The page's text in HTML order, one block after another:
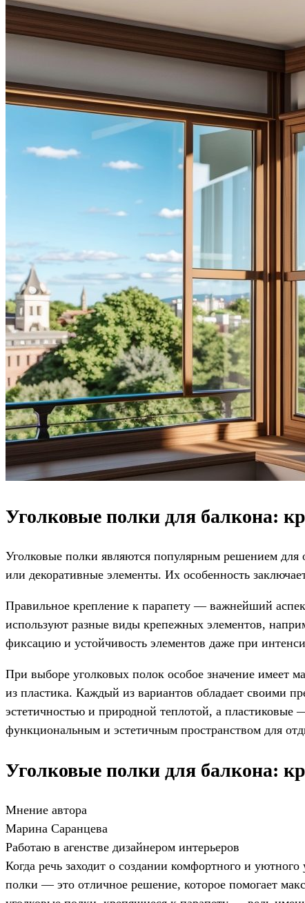
Уголковые полки для балкона:
Уголковые полки являются популярным решением для
или декоративные элементы. Их особенность
Правильное крепление к парапету — важнейший
используют разные виды крепежных элементов,
фиксацию и устойчивость элементов даже при
При выборе уголковых полок особое значение имеет
из пластика. Каждый из вариантов обладает своими
эстетичностью и природной теплотой, а пластиковые
функциональным и эстетичным пространством для
Уголковые полки для балкона:
Мнение автора
Марина Саранцева
Работаю в агенстве дизайнером интерьеров
Когда речь заходит о создании комфортного и
полки — это отличное решение, которое помогает